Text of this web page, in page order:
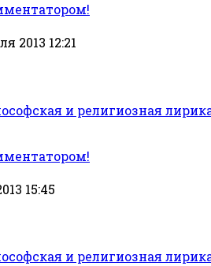
2013 12:21
и религиозная
15:45
и религиозная